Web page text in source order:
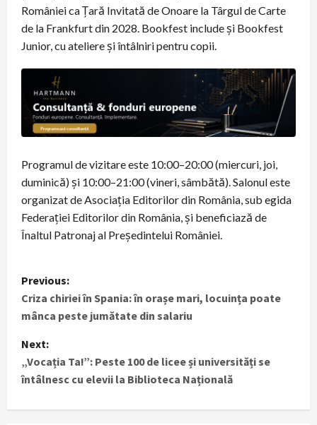
României ca Țară Invitată de Onoare la Târgul de Carte
de la Frankfurt din 2028. Bookfest include și Bookfest
Junior, cu ateliere și întâlniri pentru copii.
Programul de vizitare este 10:00–20:00 (miercuri, joi,
duminică) și 10:00–21:00 (vineri, sâmbătă). Salonul este
organizat de Asociația Editorilor din România, sub egida
Federației Editorilor din România, și beneficiază de
Înaltul Patronaj al Președintelui României.
P
o
s
t
Previous:
Criza chiriei în Spania: în orașe mari, locuința poate
mânca peste jumătate din salariu
Next:
„Vocația Ta!”: Peste 100 de licee și universități se
întâlnesc cu elevii la Biblioteca Națională